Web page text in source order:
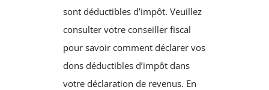
sont déductibles d’impôt. Veuillez
consulter votre conseiller fiscal
pour savoir comment déclarer vos
dons déductibles d’impôt dans
votre déclaration de revenus. En